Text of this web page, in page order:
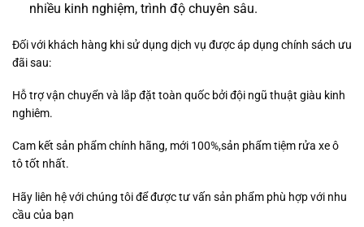
nhiều kinh nghiệm, trình độ chuyên sâu.
Đối với khách hàng khi sử dụng dịch vụ được áp dụng chính sách ưu
đãi sau:
Hỗ trợ vận chuyển và lắp đặt toàn quốc bởi đội ngũ thuật giàu kinh
nghiêm.
Cam kết sản phẩm chính hãng, mới 100%,sản phẩm tiệm rửa xe ô
tô tốt nhất.
Hãy liên hệ với chúng tôi để được tư vấn sản phẩm phù hợp với nhu
cầu của bạn